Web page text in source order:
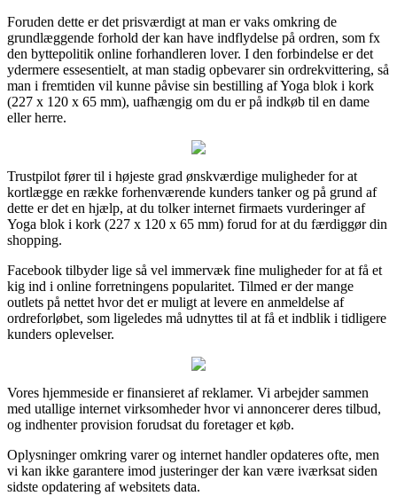
Foruden dette er det prisværdigt at man er vaks omkring de
grundlæggende forhold der kan have indflydelse på ordren, som fx
den byttepolitik online forhandleren lover. I den forbindelse er det
ydermere essesentielt, at man stadig opbevarer sin ordrekvittering, så
man i fremtiden vil kunne påvise sin bestilling af Yoga blok i kork
(227 x 120 x 65 mm), uafhængig om du er på indkøb til en dame
eller herre.
Trustpilot fører til i højeste grad ønskværdige muligheder for at
kortlægge en række forhenværende kunders tanker og på grund af
dette er det en hjælp, at du tolker internet firmaets vurderinger af
Yoga blok i kork (227 x 120 x 65 mm) forud for at du færdiggør din
shopping.
Facebook tilbyder lige så vel immervæk fine muligheder for at få et
kig ind i online forretningens popularitet. Tilmed er der mange
outlets på nettet hvor det er muligt at levere en anmeldelse af
ordreforløbet, som ligeledes må udnyttes til at få et indblik i tidligere
kunders oplevelser.
Vores hjemmeside er finansieret af reklamer. Vi arbejder sammen
med utallige internet virksomheder hvor vi annoncerer deres tilbud,
og indhenter provision forudsat du foretager et køb.
Oplysninger omkring varer og internet handler opdateres ofte, men
vi kan ikke garantere imod justeringer der kan være iværksat siden
sidste opdatering af websitets data.